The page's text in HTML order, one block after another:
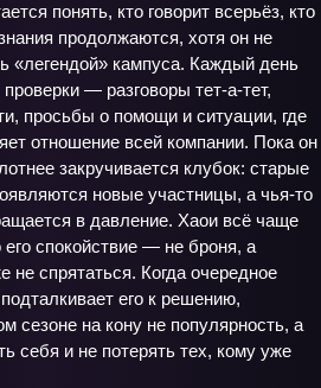
понять, кто говорит всерьёз, кто
продолжаются, хотя он не
«легендой» кампуса. Каждый день
— разговоры тет‑а‑тет,
просьбы о помощи и ситуации, где
отношение всей компании. Пока он
закручивается клубок: старые
новые участницы, а чья‑то
в давление. Хаои всё чаще
спокойствие — не броня, а
не спрятаться. Когда очередное
его к решению,
сезоне на кону не популярность, а
себя и не потерять тех, кому уже